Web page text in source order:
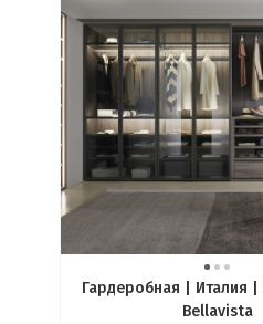
Гардеробная | Италия |
Bellavista